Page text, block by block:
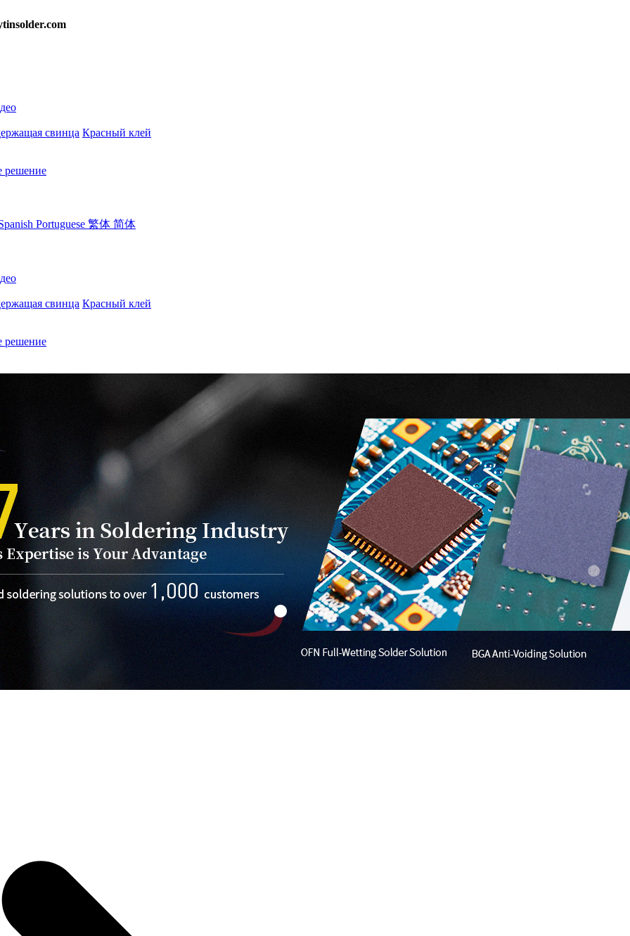
свинца Красный клей
решение
Portuguese 繁体 简体
свинца Красный клей
решение